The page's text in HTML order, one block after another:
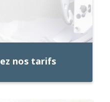
nos tarifs